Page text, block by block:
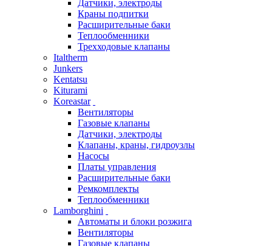
Датчики, электроды
Краны подпитки
Расширительные баки
Теплообменники
Трехходовые клапаны
Italtherm
Junkers
Kentatsu
Kiturami
Koreastar
Вентиляторы
Газовые клапаны
Датчики, электроды
Клапаны, краны, гидроузлы
Насосы
Платы управления
Расширительные баки
Ремкомплекты
Теплообменники
Lamborghini
Автоматы и блоки розжига
Вентиляторы
Газовые клапаны